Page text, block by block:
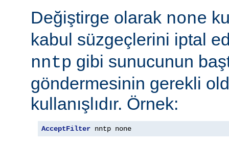
Değiştirge olarak none
kabul süzgeçlerini iptal
nntp gibi sunucunun
göndermesinin gerekli
kullanışlıdır. Örnek:
AcceptFilter nntp none